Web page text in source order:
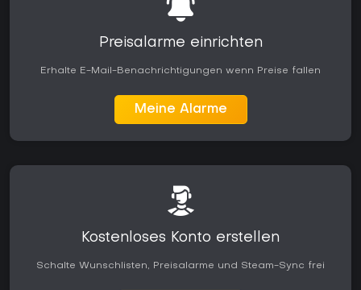
Preisalarme einrichten
Erhalte E-Mail-Benachrichtigungen wenn Preise fallen
Meine Alarme
Kostenloses Konto erstellen
Schalte Wunschlisten, Preisalarme und Steam-Sync frei